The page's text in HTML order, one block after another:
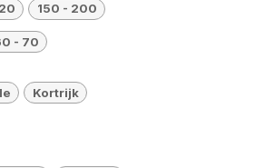
150 - 200
- 70
Kortrijk